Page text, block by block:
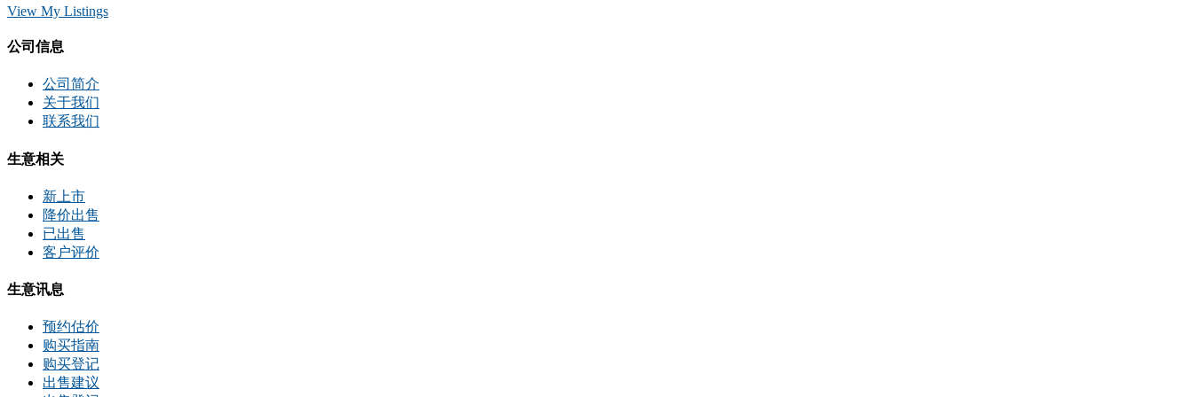
View My Listings
公司信息
公司简介
关于我们
联系我们
生意相关
新上市
降价出售
已出售
客户评价
生意讯息
预约估价
购买指南
购买登记
出售建议